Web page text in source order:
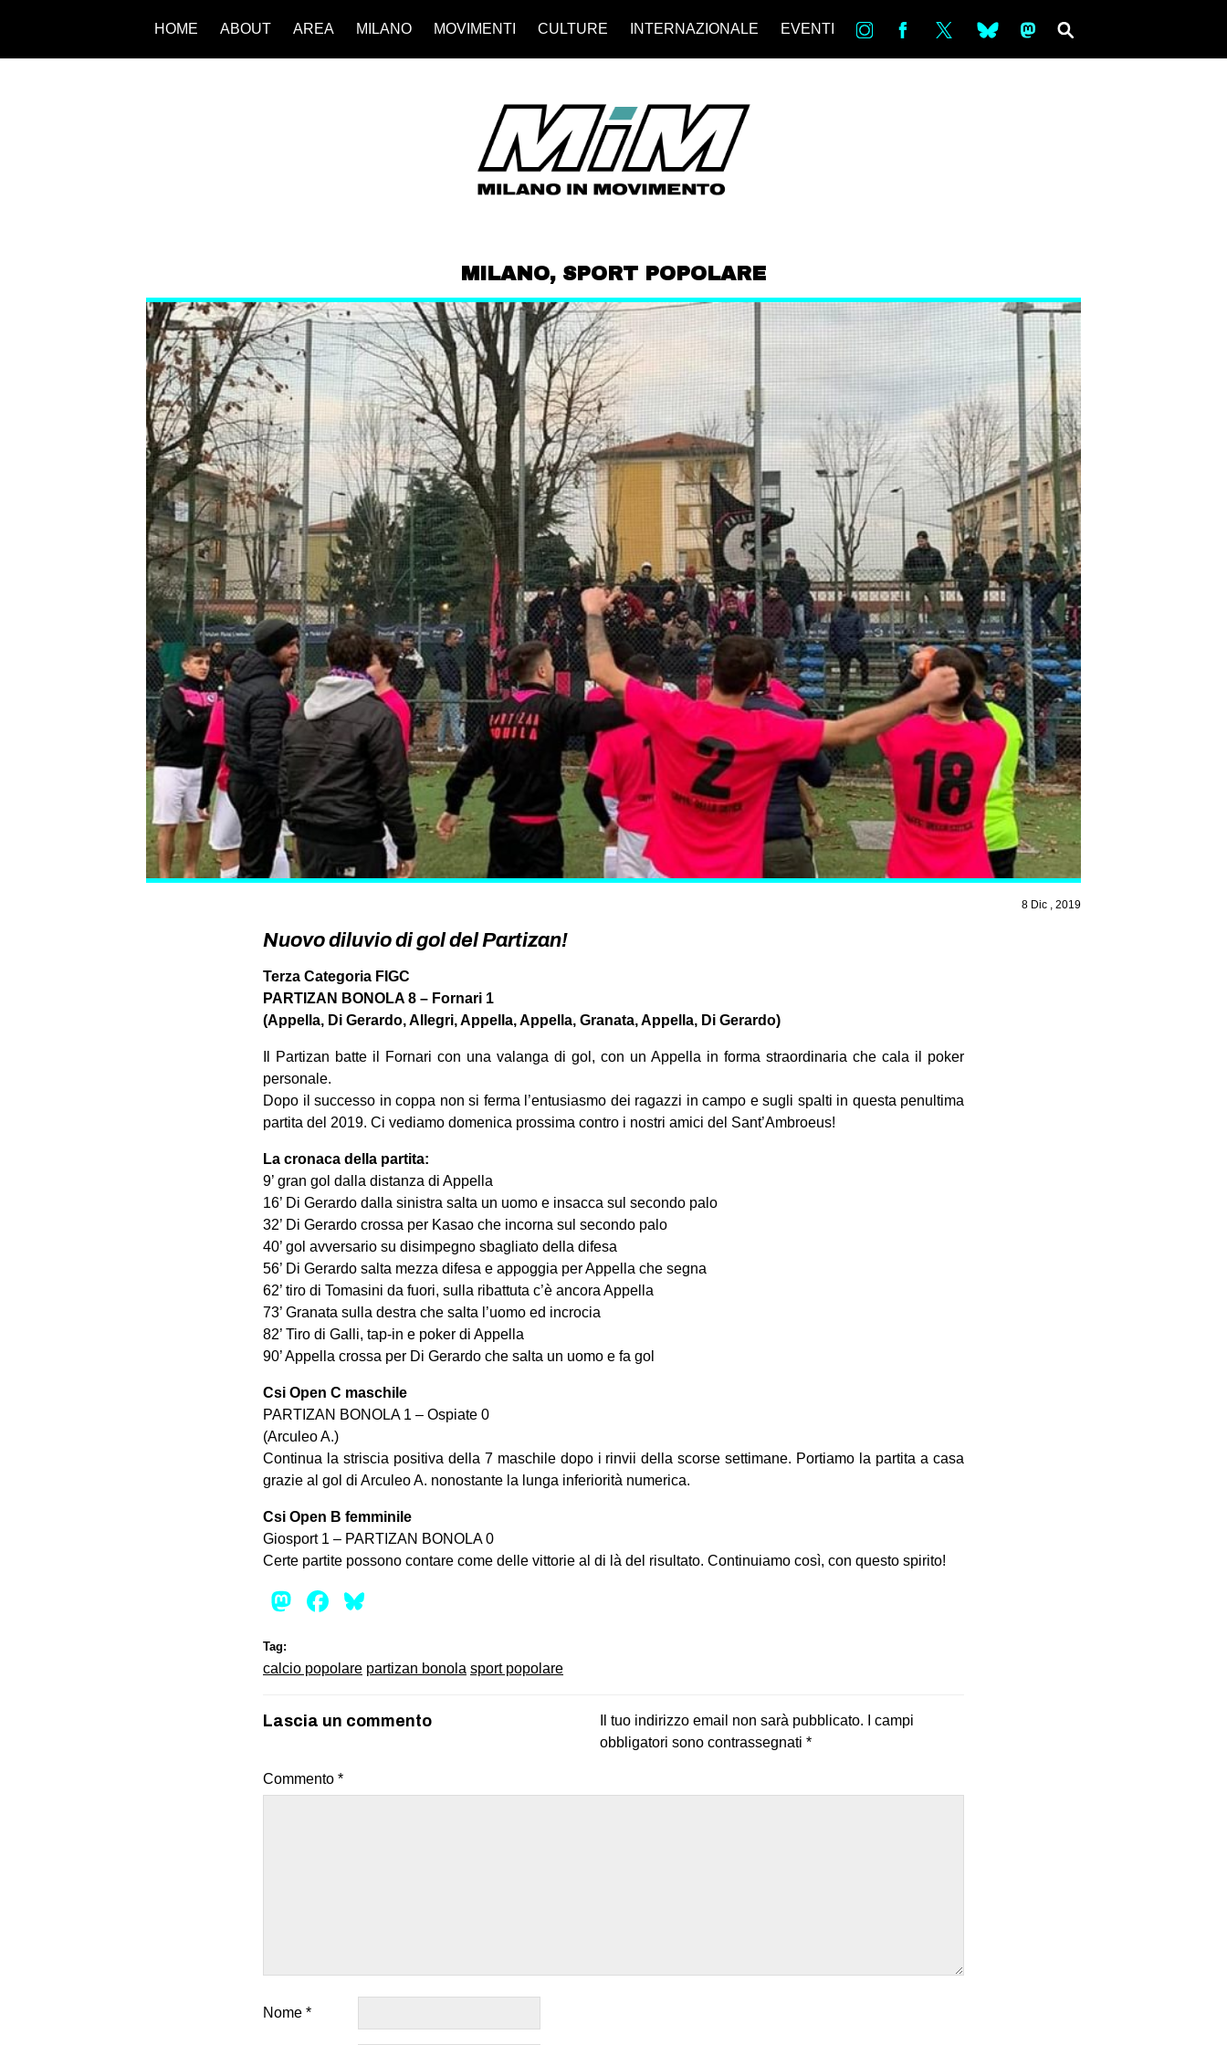
HOME ABOUT AREA MILANO MOVIMENTI CULTURE INTERNAZIONALE EVENTI in bsky ms
MILANO, SPORT POPOLARE
8 Dic , 2019
Nuovo diluvio di gol del Partizan!
Terza Categoria FIGC
PARTIZAN BONOLA 8 – Fornari 1
(Appella, Di Gerardo, Allegri, Appella, Appella, Granata, Appella, Di Gerardo)
Il Partizan batte il Fornari con una valanga di gol, con un Appella in forma straordinaria che cala il poker
personale.
Dopo il successo in coppa non si ferma l’entusiasmo dei ragazzi in campo e sugli spalti in questa penultima
partita del 2019. Ci vediamo domenica prossima contro i nostri amici del Sant’Ambroeus!
La cronaca della partita:
9’ gran gol dalla distanza di Appella
16’ Di Gerardo dalla sinistra salta un uomo e insacca sul secondo palo
32’ Di Gerardo crossa per Kasao che incorna sul secondo palo
40’ gol avversario su disimpegno sbagliato della difesa
56’ Di Gerardo salta mezza difesa e appoggia per Appella che segna
62’ tiro di Tomasini da fuori, sulla ribattuta c’è ancora Appella
73’ Granata sulla destra che salta l’uomo ed incrocia
82’ Tiro di Galli, tap-in e poker di Appella
90’ Appella crossa per Di Gerardo che salta un uomo e fa gol
Csi Open C maschile
PARTIZAN BONOLA 1 – Ospiate 0
(Arculeo A.)
Continua la striscia positiva della 7 maschile dopo i rinvii della scorse settimane. Portiamo la partita a casa
grazie al gol di Arculeo A. nonostante la lunga inferiorità numerica.
Csi Open B femminile
Giosport 1 – PARTIZAN BONOLA 0
Certe partite possono contare come delle vittorie al di là del risultato. Continuiamo così, con questo spirito!
Mastodon
Facebook
Tag:
calcio popolare partizan bonola sport popolare
Lascia un commento Il tuo indirizzo email non sarà pubblicato.
I campi
obbligatori sono contrassegnati *
Commento *
Nome *